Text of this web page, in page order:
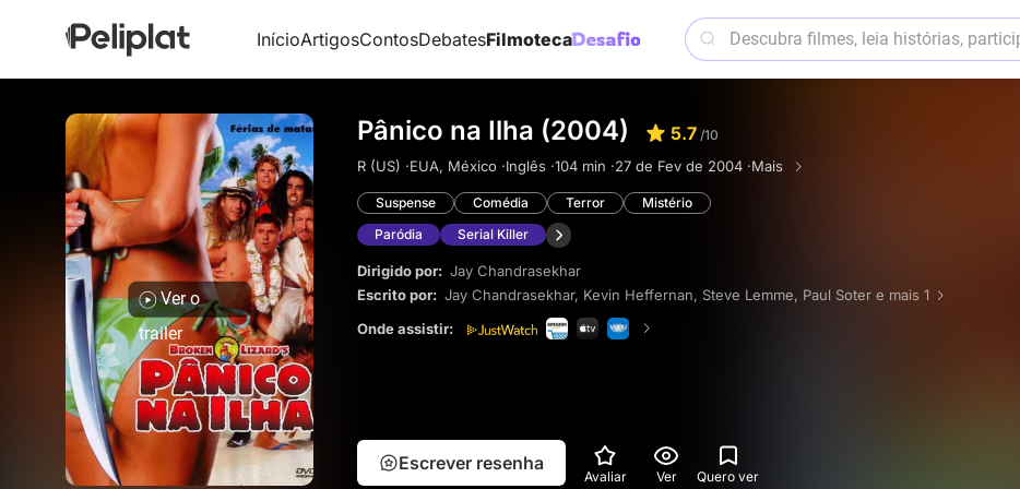
InícioArtigosContosDebatesFilmoteca
Ver o
trailer
Pânico na Ilha (2004) 5.7 /10
R (US) ·EUA, México ·Inglês ·104 min ·27 de Fev de 2004 ·Mais
Suspense Comédia Terror
Mistério
Paródia
Serial Killer
Dirigido por: Jay Chandrasekhar
Escrito por: Jay Chandrasekhar, Kevin Heffernan, Steve Lemme, Paul Soter e mais 1
Onde assistir:
Escrever resenha
Avaliar Ver Quero ver